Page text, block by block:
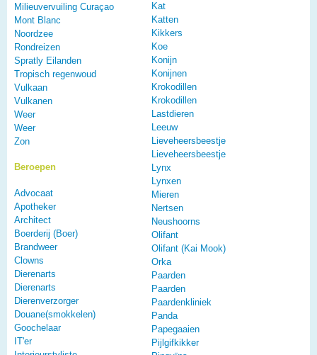
Milieuvervuiling Curaçao
Mont Blanc
Noordzee
Rondreizen
Spratly Eilanden
Tropisch regenwoud
Vulkaan
Vulkanen
Weer
Weer
Zon
Beroepen
Advocaat
Apotheker
Architect
Boerderij (Boer)
Brandweer
Clowns
Dierenarts
Dierenarts
Dierenverzorger
Douane(smokkelen)
Goochelaar
IT'er
Kat
Katten
Kikkers
Koe
Konijn
Konijnen
Krokodillen
Krokodillen
Lastdieren
Leeuw
Lieveheersbeestje
Lieveheersbeestje
Lynx
Lynxen
Mieren
Nertsen
Neushoorns
Olifant
Olifant (Kai Mook)
Orka
Paarden
Paarden
Paardenkliniek
Panda
Papegaaien
Pijlgifkikker